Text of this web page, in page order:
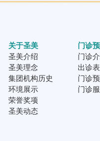
关于圣美
圣美介绍
圣美理念
集团机构历史
环境展示
荣誉奖项
圣美动态
门诊
门诊
出诊表
门诊
门诊